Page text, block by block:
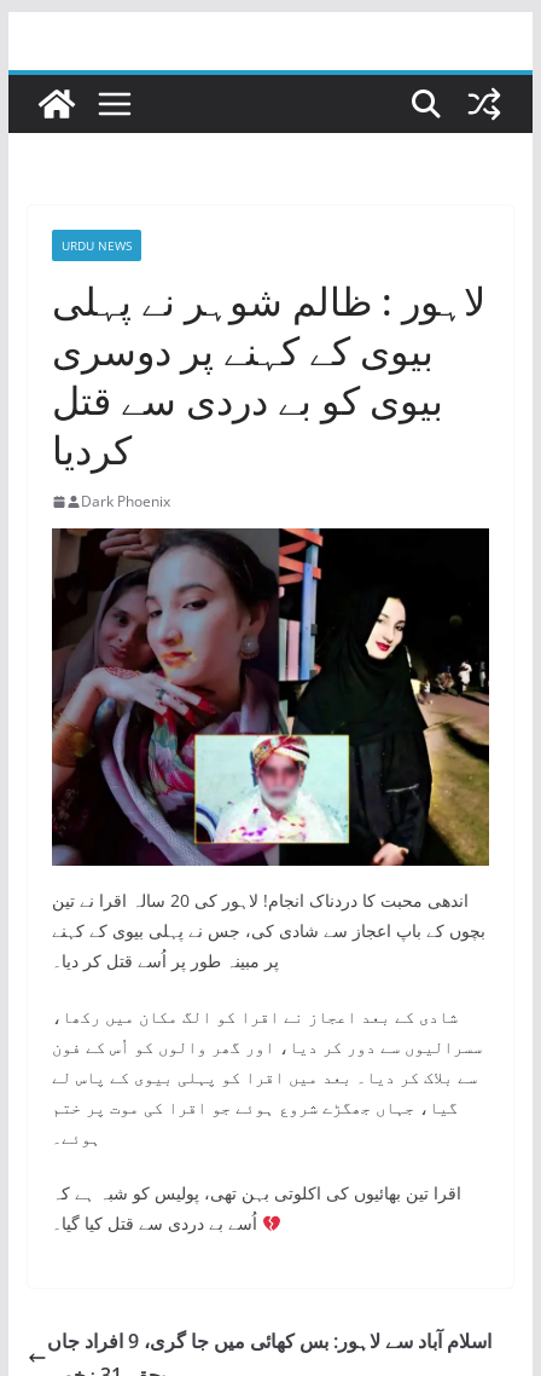
content
URDU NEWS
لاہور : ظالم شوہر نے پہلی
بیوی کے کہنے پر دوسری
بیوی کو بے دردی سے قتل
کردیا
Dark Phoenix
اندھی محبت کا دردناک انجام! لاہور کی 20 سالہ اقرا نے تین
بچوں کے باپ اعجاز سے شادی کی، جس نے پہلی بیوی کے کہنے
پر مبینہ طور پر اُسے قتل کر دیا۔
شادی کے بعد اعجاز نے اقرا کو الگ مکان میں رکھا،
سسرالیوں سے دور کر دیا، اور گھر والوں کو اُس کے فون
سے بلاک کر دیا۔ بعد میں اقرا کو پہلی بیوی کے پاس لے
گیا، جہاں جھگڑے شروع ہوئے جو اقرا کی موت پر ختم
ہوئے۔
اقرا تین بھائیوں کی اکلوتی بہن تھی، پولیس کو شبہ ہے کہ
اسلام آباد سے لاہور: بس کھائی میں جا گری، 9 افراد جاں